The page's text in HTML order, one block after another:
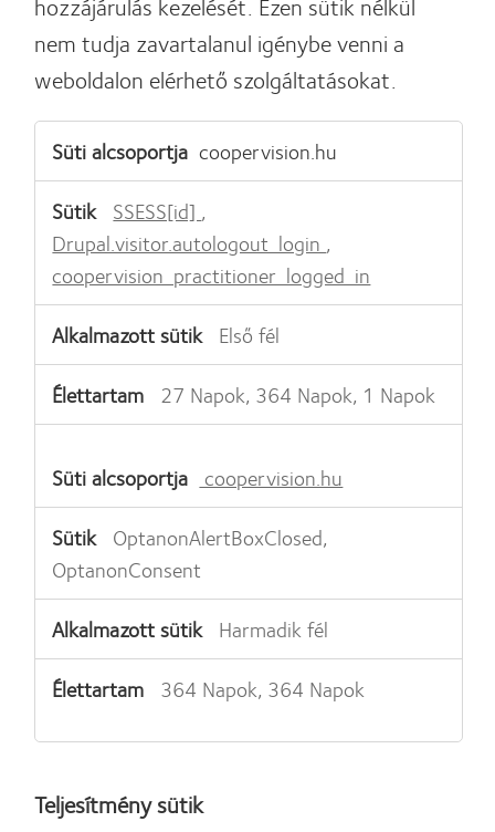
nem tudja zavartalanul igénybe venni a
weboldalon elérhető szolgáltatásokat.
Feltétlenül
szükséges
sütik
coopervision.hu
SSESS[id] ,
Drupal.visitor.autologout_login ,
coopervision_practitioner_logged_in
Első fél
27 Napok, 364 Napok, 1 Napok
coopervision.hu
OptanonAlertBoxClosed,
OptanonConsent
Harmadik fél
364 Napok, 364 Napok
Teljesítmény sütik